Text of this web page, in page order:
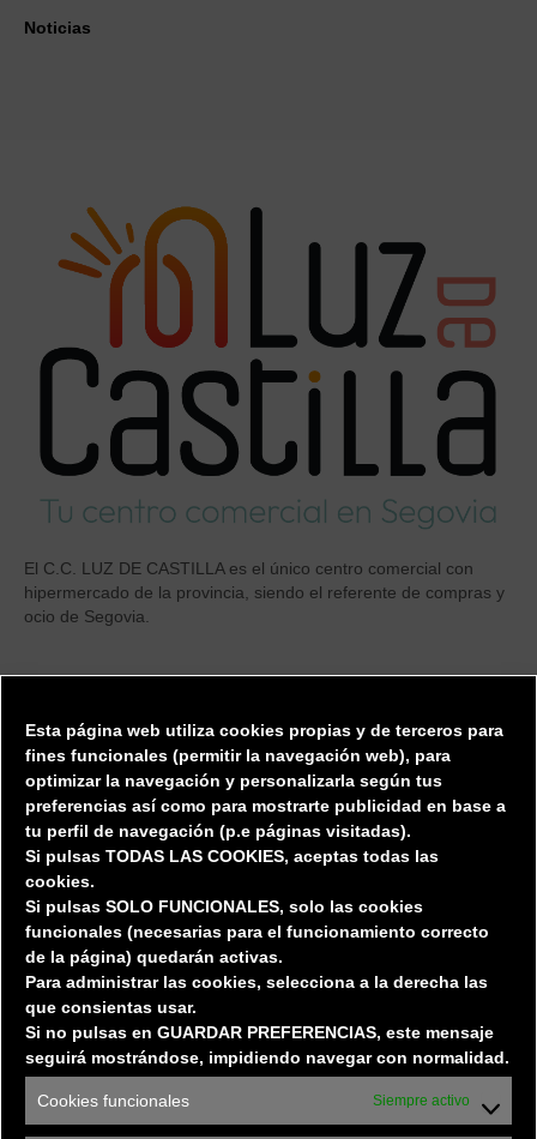
Esta página web utiliza cookies propias y de terceros para
fines funcionales (permitir la navegación web), para
optimizar la navegación y personalizarla según tus
preferencias asícomo para mostrarte publicidad en base a
tu perfil de navegación (p.e páginas visitadas).
Si pulsas TODAS LAS COOKIES, aceptas todas las
cookies.
Si pulsas SOLO FUNCIONALES, solo las cookies
funcionales (necesarias para el funcionamiento correcto
de la página) quedarán activas.
Para administrar las cookies, selecciona a la derecha las
que consientas usar.
Si no pulsas en GUARDAR PREFERENCIAS, este mensaje
seguirá mostrándose, impidiendo navegar con normalidad.
Cookies funcionales Siempre activo
Noticias
El C.C. LUZ DE CASTILLA es el único centro comercial con
hipermercado de la provincia, siendo el referente de compras y
ocio de Segovia.
Tiendas
Restauración
Privacidad / Protección de datos
EL CENTRO
El Centro
Localización
HorariosyServicios
Oportunidades de Negocio
Normativa